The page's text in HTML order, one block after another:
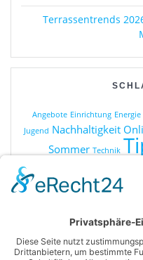
Terrassentrends
Angebote Einrichtung Energie
Jugend Nachhaltigkeit
Sommer Technik